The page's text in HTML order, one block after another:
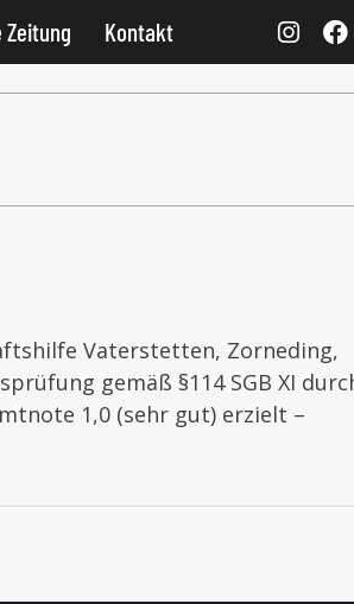
Zeitung Kontakt
Vaterstetten, Zorneding,
gemäß §114 SGB XI
1,0 (sehr gut) erzielt –